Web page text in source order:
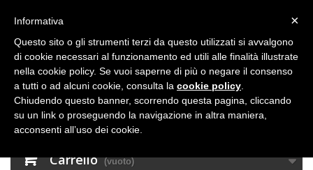
Carrello (vuoto)
×
Informativa
Questo sito o gli strumenti terzi da questo utilizzati si avvalgono
di cookie necessari al funzionamento ed utili alle finalità illustrate
nella cookie policy. Se vuoi saperne di più o negare il consenso
a tutti o ad alcuni cookie, consulta la cookie policy
Chiudendo questo banner, scorrendo questa pagina, cliccando
su un link o proseguendo la navigazione in altra maniera,
acconsenti all’uso dei cookie.